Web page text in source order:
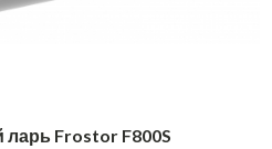
Frostor F800S